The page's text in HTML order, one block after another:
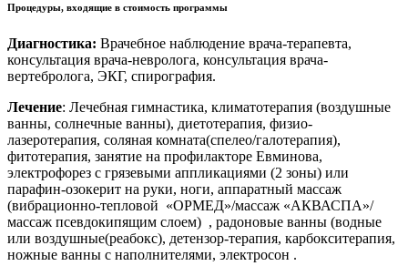
Процедуры, входящие в стоимость программы
Диагностика: Врачебное наблюдение врача-терапевта,
консультация врача-невролога, консультация врача-
вертебролога, ЭКГ, спирография.
Лечение: Лечебная гимнастика, климатотерапия (воздушные
ванны, солнечные ванны), диетотерапия, физио-
лазеротерапия, соляная комната(спелео/галотерапия),
фитотерапия, занятие на профилакторе Евминова,
электрофорез с грязевыми аппликациями (2 зоны) или
парафин-озокерит на руки, ноги, аппаратный массаж
(вибрационно-тепловой «ОРМЕД»/массаж «АКВАСПА»/
массаж псевдокипящим слоем) , рaдоновые ванны (водные
или воздушные(реабокс), детензор-терапия, карбокситерапия,
ножные ванны с наполнителями, электросон .